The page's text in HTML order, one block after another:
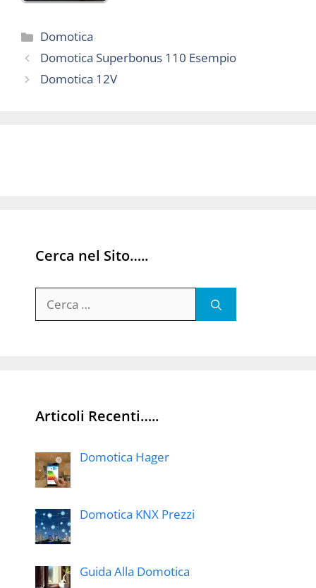
Categorie
Domotica
Domotica Superbonus 110 Esempio
Domotica 12V
Cerca nel Sito…..
per:
Articoli Recenti…..
Domotica Hager
Domotica KNX Prezzi
Guida Alla Domotica